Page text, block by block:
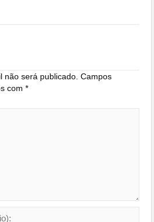
não será publicado. Campos
com*